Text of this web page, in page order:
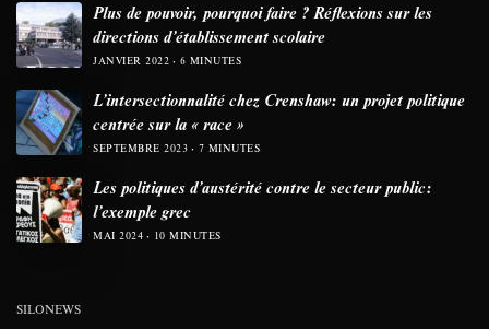
Plus de pouvoir, pourquoi faire ? Réflexions sur les
directions d’établissement scolaire
JANVIER 2022 6 MINUTES
L’intersectionnalité chez Crenshaw: un projet politique
centrée sur la « race »
SEPTEMBRE 2023 7 MINUTES
Les politiques d’austérité contre le secteur public:
l’exemple grec
MAI 2024 10 MINUTES
SILONEWS